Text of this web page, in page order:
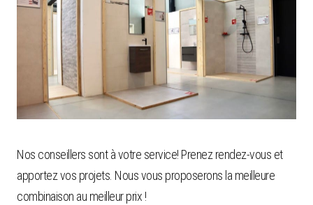
Nos conseillers sont à votre service! Prenez rendez-vous et
apportez vos projets. Nous vous proposerons la meilleure
combinaison au meilleur prix !